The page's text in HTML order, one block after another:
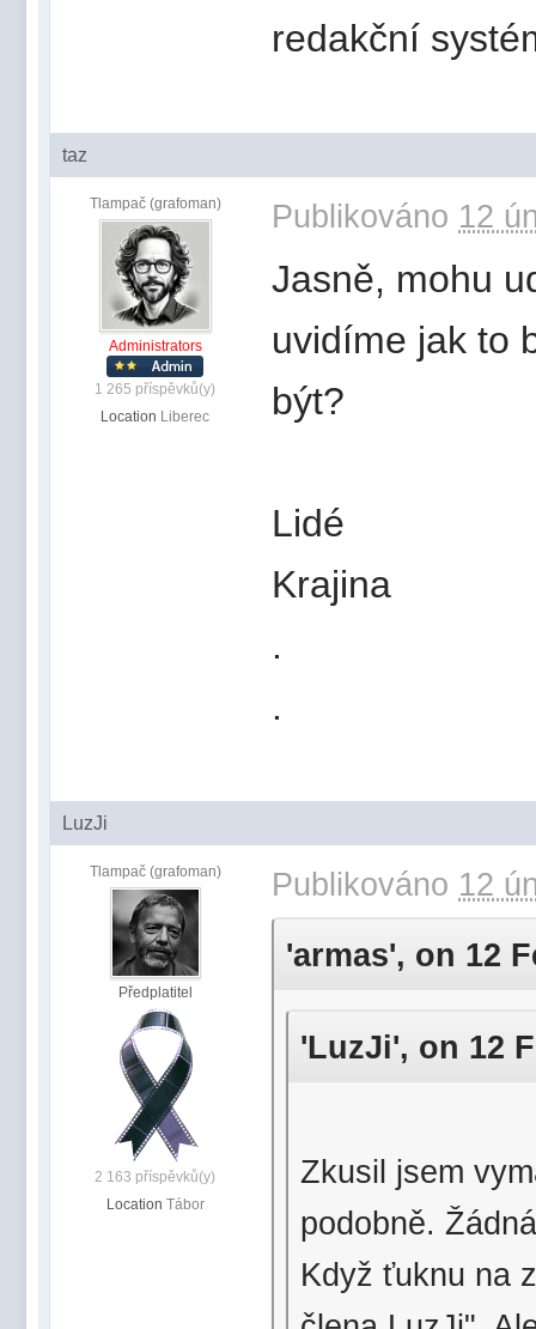
redakční
taz
Tlampač (grafoman)
Administrators
1 265 příspěvků(y)
Location Liberec
Publikováno 12
Jasně, mohu
uvidíme jak to
být?
Lidé
Krajina
.
.
LuzJi
Tlampač (grafoman)
Předplatitel
2 163 příspěvků(y)
Location Tábor
Publikováno 12
'armas', on 12
'LuzJi', on 12
Zkusil jsem
podobně.
Když ťuknu na